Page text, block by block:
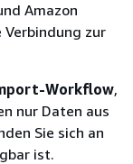
Amazon
zur
Workflow,
nur Daten aus
Sie sich an
ist.